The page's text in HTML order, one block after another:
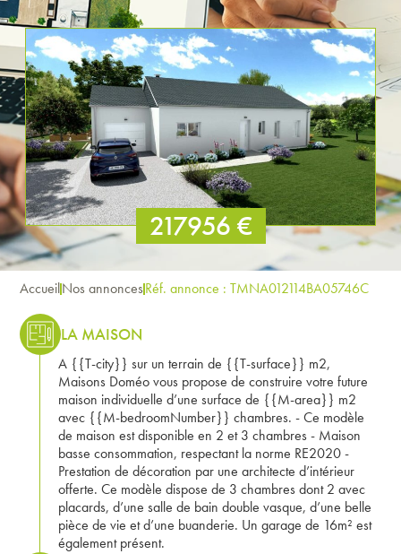
217956 €
AccueilNos annoncesRéf. annonce : TMNA012114BA05746C
LA MAISON
A {{T-city}} sur un terrain de {{T-surface}} m2,
Maisons Doméo vous propose de construire votre future
maison individuelle d’une surface de {{M-area}} m2
avec {{M-bedroomNumber}} chambres. - Ce modèle
de maison est disponible en 2 et 3 chambres - Maison
basse consommation, respectant la norme RE2020 -
Prestation de décoration par une architecte d’intérieur
offerte. Ce modèle dispose de 3 chambres dont 2 avec
placards, d’une salle de bain double vasque, d’une belle
pièce de vie et d’une buanderie. Un garage de 16m² est
également présent.